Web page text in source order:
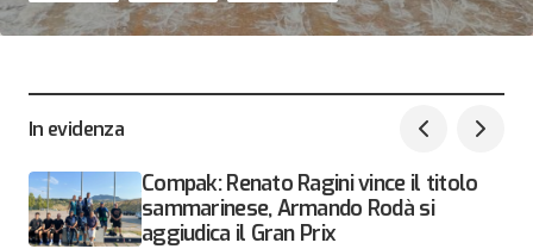
In evidenza
Compak: Renato Ragini vince il titolo
sammarinese, Armando Rodà si
aggiudica il Gran Prix